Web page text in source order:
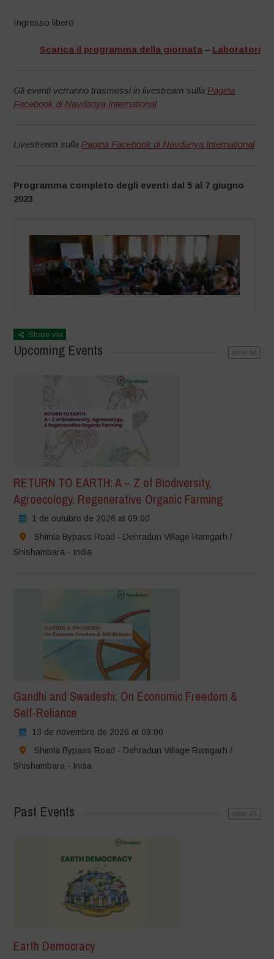
Ingresso libero
Scarica il programma della giornata– Laboratori
Gli eventi verranno trasmessi in livestream sulla Pagina
Facebook di Navdanya International
Livestream sulla Pagina Facebook di Navdanya International
Programma completo degli eventi dal 5 al 7 giugno
2023
Share via
Upcoming Events view all
RETURN TO EARTH: A – Z of Biodiversity,
Agroecology, Regenerative Organic Farming
1 de outubro de 2026 at 09:00
Shimla Bypass Road - Dehradun Village Ramgarh /
Shishambara - India
Gandhi and Swadeshi: On Economic Freedom &
Self-Reliance
13 de novembro de 2026 at 09:00
Shimla Bypass Road - Dehradun Village Ramgarh /
Shishambara - India
Past Events view all
Earth Democracy